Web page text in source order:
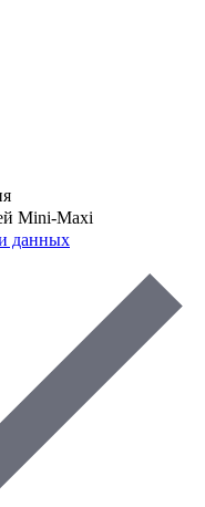
Mini-Maxi
данных